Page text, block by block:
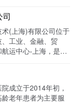
LTD枢纽云搭建升
，提高品牌形象和
官网运行全网曝光
司
(上海)有限公司位于
工业、金融、贸
运中心-上海，是一
达779498次。
成立于2014年初，
老年患者为主要服